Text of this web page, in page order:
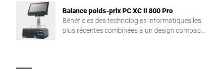
Balance poids-prix PC XC II 800 Pro
Bénéficiez des technologies informatiques les
plus récentes combinées à un design compact